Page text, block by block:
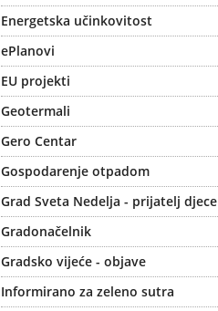
Energetska učinkovitost
ePlanovi
EU projekti
Geotermali
Gero Centar
Gospodarenje otpadom
Grad Sveta Nedelja - prijatelj djece
Gradonačelnik
Gradsko vijeće - objave
Informirano za zeleno sutra